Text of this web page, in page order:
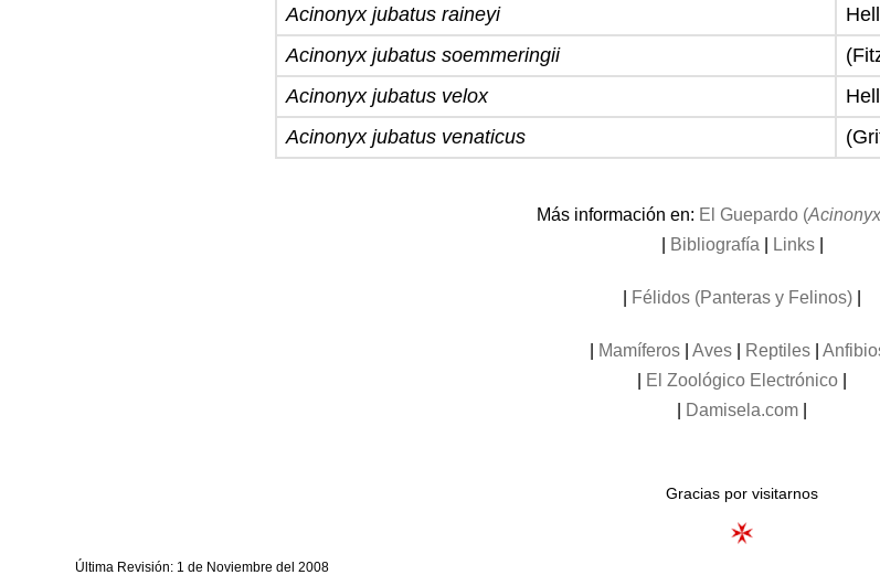
Acinonyx jubatus raineyi
Acinonyx jubatus soemmeringii
Acinonyx jubatus velox
Acinonyx jubatus venaticus
Más información en: El Guepardo (
Bibliografía Links|
Félidos (Panteras y Felinos)
Mamíferos| Aves| Reptiles|
El Zoológico Electrónico
Damisela.com
Gracias por visitarnos
Última Revisión: 1 de Noviembre del 2008